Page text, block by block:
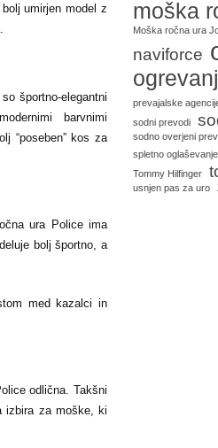
umirjen model z
športno-elegantni
barvnimi
“poseben” kos za
ura Police ima
bolj športno, a
med kazalci in
odlična. Takšni
izbira za moške, ki
moška
Moška ročna ura
naviforce
prevajalske
sodni prevodi
sodno overjeni
spletno oglaševanje
Tommy Hilfinger
usnjen pas za uro